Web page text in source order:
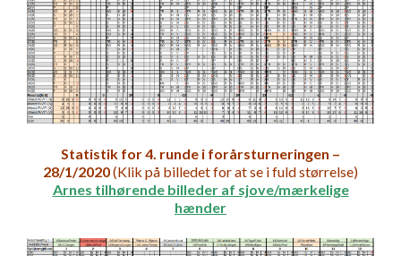
Statistik for 4. runde i forårsturneringen –
28/1/2020(Klik på billedet for at se i fuld størrelse)
Arnes tilhørende billeder af sjove/mærkelige
hænder